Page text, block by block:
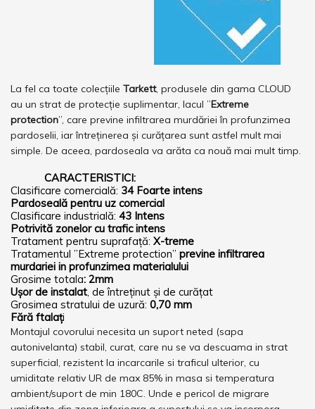
La fel ca toate colecțiile Tarkett, produsele din gama CLOUD
au un strat de protecție suplimentar, lacul ”Extreme
protection”, care previne infiltrarea murdăriei în profunzimea
pardoselii, iar întreținerea și curățarea sunt astfel mult mai
simple. De aceea, pardoseala va arăta ca nouă mai mult timp.
CARACTERISTICI:
Clasificare comercială: 34 Foarte intens
Pardoseală pentru uz comercial
Clasificare industrială: 43 Intens
Potrivită zonelor cu trafic intens
Tratament pentru suprafață: X-treme
Tratamentul ”Extreme protection” previne infiltrarea
murdariei in profunzimea materialului
Grosime totala: 2mm
Ușor de instalat , de întreținut și de curățat
Grosimea stratului de uzură: 0,70 mm
Fără ftalați
Montajul covorului necesita un suport neted (sapa
autonivelanta) stabil, curat, care nu se va descuama in strat
superficial, rezistent la incarcarile si traficul ulterior, cu
umiditate relativ UR de max 85% in masa si temperatura
ambient/suport de min 180C. Unde e pericol de migrare